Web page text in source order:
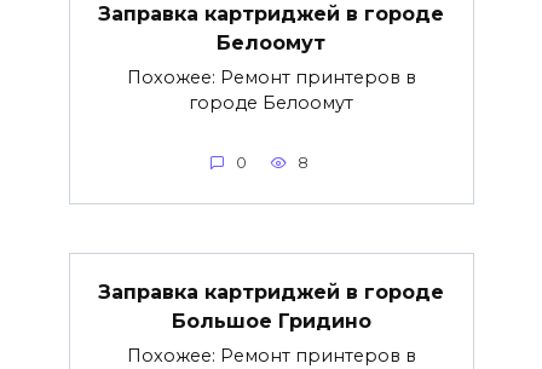
Заправка картриджей в городе
Белоомут
Похожее: Ремонт принтеров в
городе Белоомут
0 8
Заправка картриджей в городе
Большое Гридино
Похожее: Ремонт принтеров в